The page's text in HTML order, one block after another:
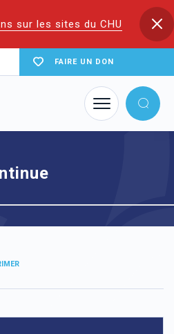
sur les sites du CHU
FAIRE UN DON